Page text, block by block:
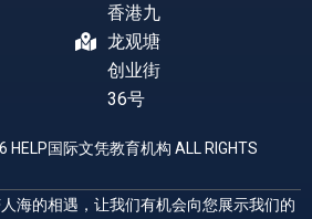
香港九
龙观塘
创业街
36号
HELP国际文凭教育机构 ALL RIGHTS
海的相遇，让我们有机会向您展示我们的